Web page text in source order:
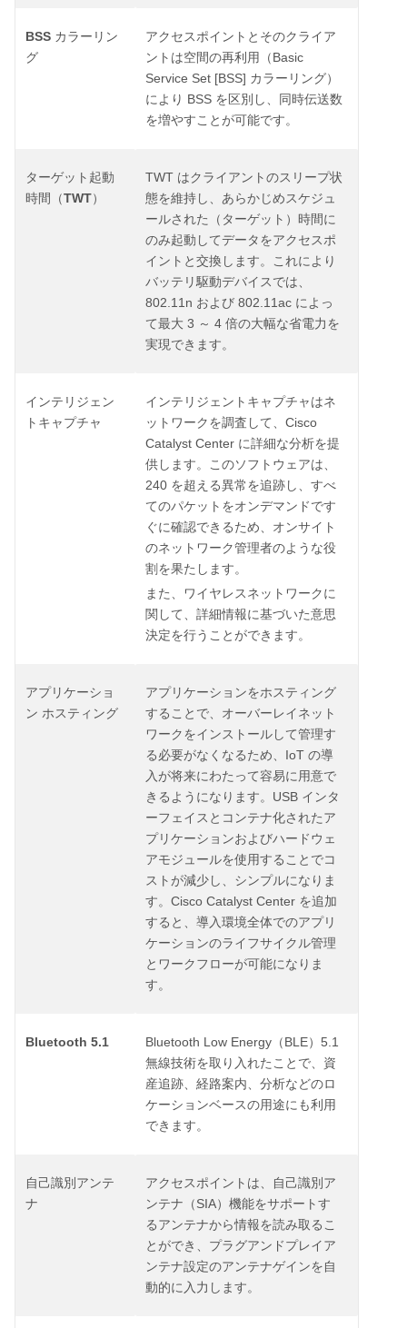
BSS カラーリン
グ
アクセスポイントとそのクライア
ントは空間の再利用（ Basic
Service Set [BSS] カラーリング）
により BSS を区別し、同時伝送数
を増やすことが可能です。
ターゲット起動
時間（TWT）
TWT はクライアントのスリープ状
態を維持し、あらかじめスケジュ
ールされた（ターゲット）時間に
のみ起動してデータをアクセスポ
イントと交換します。これにより
バッテリ駆動デバイスでは、
802.11n および 802.11ac によっ
て最大 3 ～ 4 倍の大幅な省電力を
実現できます。
インテリジェン
トキャプチャ
インテリジェントキャプチャはネ
ットワークを調査して、 Cisco
Catalyst Center に詳細な分析を提
供します。このソフトウェアは、
240 を超える異常を追跡し、すべ
てのパケットをオンデマンドです
ぐに確認できるため、オンサイト
のネットワーク管理者のような役
割を果たします。
また、ワイヤレスネットワークに
関して、詳細情報に基づいた意思
決定を行うことができます。
アプリケーショ
ン ホスティング
アプリケーションをホスティング
することで、オーバーレイネット
ワークをインストールして管理す
る必要がなくなるため、 IoT の導
入が将来にわたって容易に用意で
きるようになります。 USB インタ
ーフェイスとコンテナ化されたア
プリケーションおよびハードウェ
アモジュールを使用することでコ
ストが減少し、シンプルになりま
す。 Cisco Catalyst Center を追加
すると、導入環境全体でのアプリ
ケーションのライフサイクル管理
とワークフローが可能になりま
す。
Bluetooth 5.1 Bluetooth Low Energy （ BLE） 5.1
無線技術を取り入れたことで、資
産追跡、経路案内、分析などのロ
ケーションベースの用途にも利用
できます。
自己識別アンテ
ナ
アクセスポイントは、自己識別ア
ンテナ（ SIA）機能をサポートす
るアンテナから情報を読み取るこ
とができ、プラグアンドプレイア
ンテナ設定のアンテナゲインを自
動的に入力します。